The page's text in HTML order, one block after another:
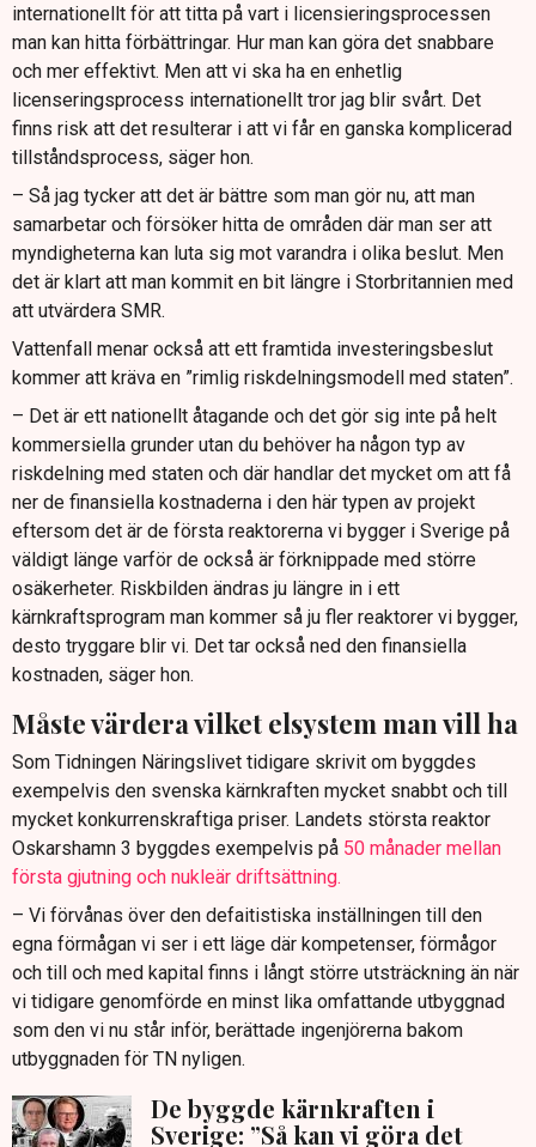
internationellt för att titta på vart i licensieringsprocessen
man kan hitta förbättringar. Hur man kan göra det snabbare
och mer effektivt. Men att vi ska ha en enhetlig
licenseringsprocess internationellt tror jag blir svårt. Det
finns risk att det resulterar i att vi får en ganska komplicerad
tillståndsprocess, säger hon.
– Så jag tycker att det är bättre som man gör nu, att man
samarbetar och försöker hitta de områden där man ser att
myndigheterna kan luta sig mot varandra i olika beslut. Men
det är klart att man kommit en bit längre i Storbritannien med
att utvärdera SMR.
Vattenfall menar också att ett framtida investeringsbeslut
kommer att kräva en ”rimlig riskdelningsmodell med staten”.
– Det är ett nationellt åtagande och det gör sig inte på helt
kommersiella grunder utan du behöver ha någon typ av
riskdelning med staten och där handlar det mycket om att få
ner de finansiella kostnaderna i den här typen av projekt
eftersom det är de första reaktorerna vi bygger i Sverige på
väldigt länge varför de också är förknippade med större
osäkerheter. Riskbilden ändras ju längre in i ett
kärnkraftsprogram man kommer så ju fler reaktorer vi bygger,
desto tryggare blir vi. Det tar också ned den finansiella
kostnaden, säger hon.
Måste värdera vilket elsystem man vill ha
Som Tidningen Näringslivet tidigare skrivit om byggdes
exempelvis den svenska kärnkraften mycket snabbt och till
mycket konkurrenskraftiga priser. Landets största reaktor
Oskarshamn 3 byggdes exempelvis på 50 månader mellan
första gjutning och nukleär driftsättning.
– Vi förvånas över den defaitistiska inställningen till den
egna förmågan vi ser i ett läge där kompetenser, förmågor
och till och med kapital finns i långt större utsträckning än när
vi tidigare genomförde en minst lika omfattande utbyggnad
som den vi nu står inför, berättade ingenjörerna bakom
utbyggnaden för TN nyligen.
De byggde kärnkraften i
Sverige: ”Så kan vi göra det